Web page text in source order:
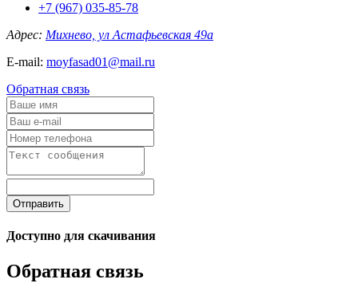
+7 (967) 035-85-78
Адрес: Михнево, ул Астафьевская 49а
E-mail: moyfasad01@mail.ru
Обратная связь
Отправить
Доступно для скачивания
Обратная связь